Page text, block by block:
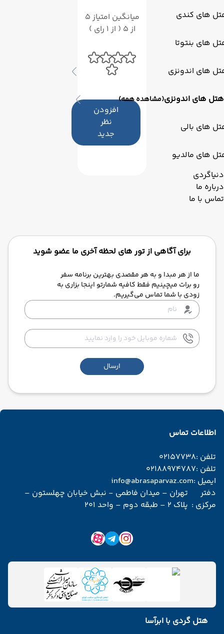
های کندی
های بنتوتا
های اندونزی
هتل های اندونزی(مشاهده همه)
های بالی
های مالدیو
دنیاگردی
درباره ما
تماس با ما
میانگین امتیاز 5
از 5 ( از 1 رای )
افزودن
نظر
جدید
برای آگاهی از تور های لحظه آخری ما عضو شوید
ما از هر مبدا و به هر مقصدی بهترین برنامه سفر
رو برات میچینیم فقط کافیه شمارتو اینجا بزاری به
زودی با شما تماس می‌گیریم.
ارسال
اطلاعات تماس
تلفن :02157738
تلفن :02188974787
ایمیل :info@abrasaparvaz.com
دفتر
مرکزی :
تهران – میدان فاطمی - نبش خیابان چهلستون –
پلاک 2 – طبقه دوم – واحد 201
هتل گردی با ابرآسا